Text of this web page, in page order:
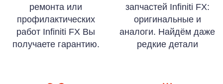
ремонта или
профилактических
работ Infiniti FX Вы
получаете гарантию.
запчастей Infiniti FX:
оригинальные и
аналоги. Найдём даже
редкие детали